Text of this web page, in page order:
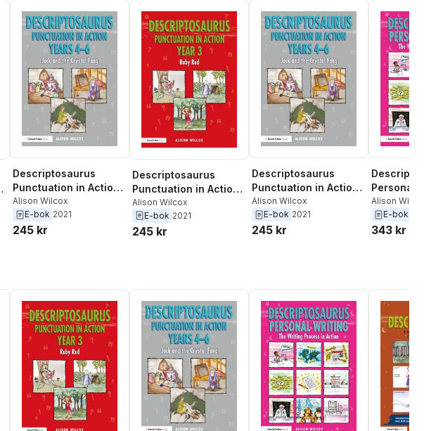
Descriptosaurus
Punctuation in Action
Years 4-6: Jack and
the Crystal Fang
Alison Wilcox
E-bok 2021
245 kr
Descriptosaurus
Punctuation in Action
Year 3: Ruby Red
Alison Wilcox
E-bok 2021
245 kr
Descriptosaurus
Punctuation in Action
Years 4-6: Jack and
the Crystal Fang
Alison Wilcox
E-bok 2021
245 kr
Personal
Alison Wilcox
E-bok
343 kr